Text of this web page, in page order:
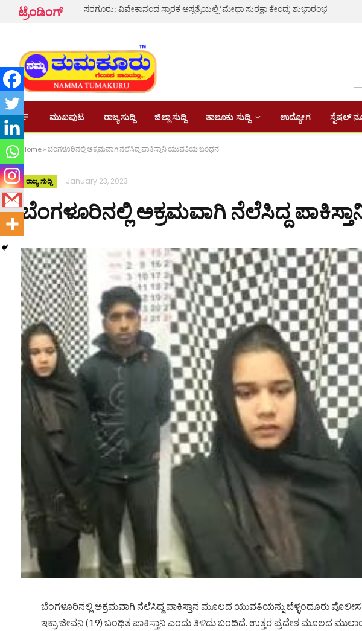
ಟ್ರೆಂಡಿಂಗ್ ಸರಗೂರು: ವಿವೇಕಾನಂದ ಸ್ಮಾರಕ ಆಸ್ಪತ್ರೆಯಲ್ಲಿ ‘ಮೇಧಾ ಸುರಕ್ಷಾ ಕೇಂದ್ರ’ ಶುಭಾರಂಭ
ಮುಖಪುಟ ರಾಜ್ಯ ಸುದ್ದಿ ಜಿಲ್ಲಾ ಸುದ್ದಿ ತಾಲೂಕು ಸುದ್ದಿ ಉದ್ಯೋಗ ಸ್ಪೆಷಲ್
Home » ಬೆಂಗಳೂರಿನಲ್ಲಿ ಅಕ್ರಮವಾಗಿ ನೆಲೆಸಿದ್ದ ಪಾಕಿಸ್ತಾನಿ ಯುವತಿಯ ಬಂಧನ
ರಾಜ್ಯ ಸುದ್ದಿ January 23, 2023
ಬೆಂಗಳೂರಿನಲ್ಲಿ ಅಕ್ರಮವಾಗಿ ನೆಲೆಸಿದ್ದ
ಬೆಂಗಳೂರಿನಲ್ಲಿ ಅಕ್ರಮವಾಗಿ ನೆಲೆಸಿದ್ದ ಪಾಕಿಸ್ತಾನ ಮೂಲದ ಯುವತಿಯನ್ನು ಬೆಳ್ಳಂದೂರು
ಇಕ್ರಾ ಜೀವನಿ (19) ಬಂಧಿತ ಪಾಕಿಸ್ತಾನಿ ಎಂದು ತಿಳಿದು ಬಂದಿದೆ. ಉತ್ತರ ಪ್ರದೇಶ ಮೂಲದ